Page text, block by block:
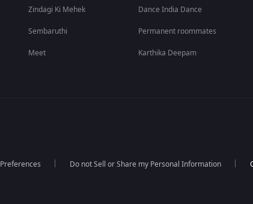
Zindagi Ki Mehek
Sembaruthi
Meet
Dance India Dance
Permanent roommates
Karthika Deepam
Preferences Do not Sell or Share my Personal Information